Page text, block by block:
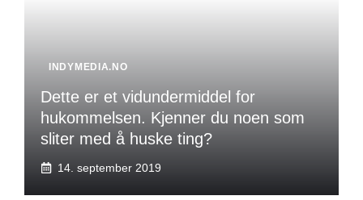
INDYMEDIA.NO
Dette er et vidundermiddel for
hukommelsen. Kjenner du noen som
sliter med å huske ting?
14. september 2019